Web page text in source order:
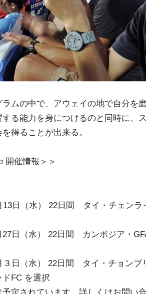
ムの中で、アウェイの地で自分を
る能力を身につけるのと同時に、
得ることが出来る。
開催情報＞＞
日（水） 22日間 タイ・チェンラ
日（水） 22日間 カンボジア・
日（水） 22日間 タイ・チョンブ
FC を選択
疲れに
バリー
人気No.1
テクダマ